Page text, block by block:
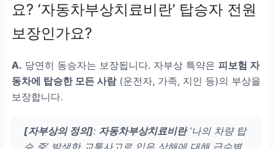
요? ‘자동차부상치료비란’ 탑승자 전원
보장인가요?
A. 당연히 동승자는 보장됩니다. 자부상 특약은 피보험 자
동차에 탑승한 모든 사람(운전자, 가족, 지인 등)의 부상을
보장합니다.
[자부상의 정의]: 자동차부상치료비란‘나의 차량 탑
승 중’ 발생한 교통사고로 입은 상해에 대해 급수별